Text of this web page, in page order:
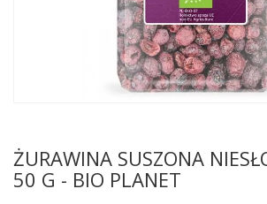
ŻURAWINA SUSZONA
50 G - BIO PLANET